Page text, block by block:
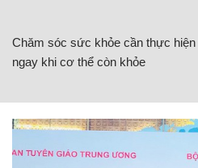
Chăm sóc sức khỏe cần thực hiện
ngay khi cơ thể còn khỏe